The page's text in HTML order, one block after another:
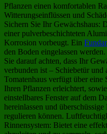
Pflanzen einen komfortablen
Witterungseinflüssen und
Sichern Sie Ihr Gewächshaus:
einer pulverbeschichteten
Korrosion vorbeugt. Ein
den Boden eingelassen
Sie darauf achten, dass Ihr
verbunden ist – Schiebetür und
Tomatenhaus verfügt über eine
Ihren Pflanzen erleichtert,
einstellbares Fenster auf dem
hereinlassen und
regulieren können.
Rinnensystem: Bietet eine